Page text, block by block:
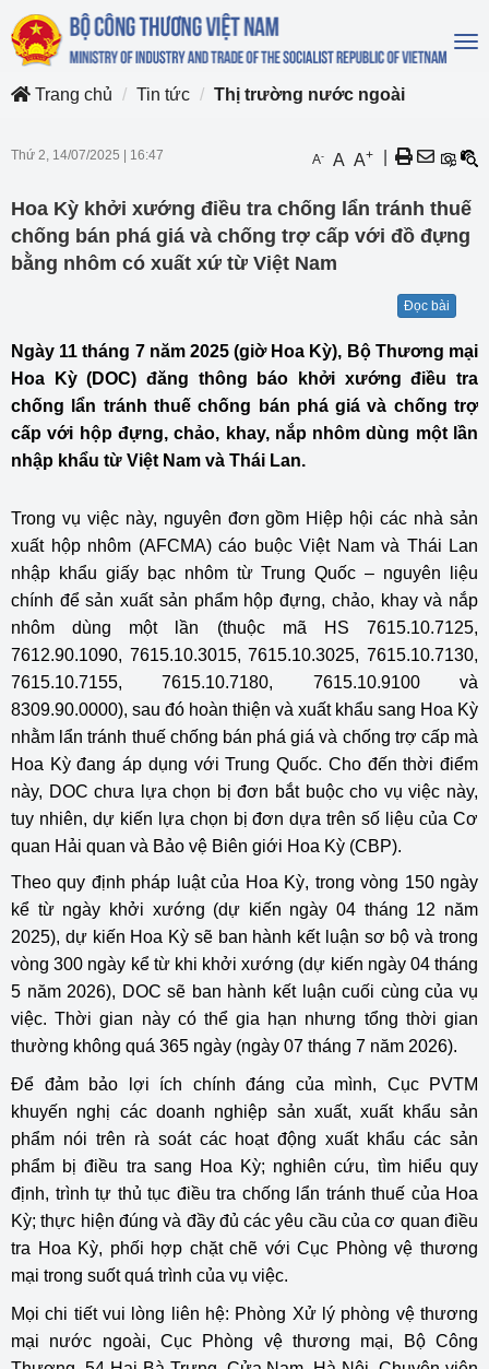
Trang chủ
Tin tức Thị trường nước ngoài
Thứ 2, 14/07/2025 16:47 A- A A+
Hoa Kỳ khởi xướng điều tra chống lẩn tránh thuế
chống bán phá giá và chống trợ cấp với đồ đựng
bằng nhôm có xuất xứ từ Việt Nam
Đọc bài
Ngày 11 tháng 7 năm 2025 (giờ Hoa Kỳ), Bộ Thương mại
Hoa Kỳ (DOC) đăng thông báo khởi xướng điều tra
chống lẩn tránh thuế chống bán phá giá và chống trợ
cấp với hộp đựng, chảo, khay, nắp nhôm dùng một lần
nhập khẩu từ Việt Nam và Thái Lan.
Trong vụ việc này, nguyên đơn gồm Hiệp hội các nhà sản
xuất hộp nhôm (AFCMA) cáo buộc Việt Nam và Thái Lan
nhập khẩu giấy bạc nhôm từ Trung Quốc – nguyên liệu
chính để sản xuất sản phẩm hộp đựng, chảo, khay và nắp
nhôm dùng một lần (thuộc mã HS 7615.10.7125,
7612.90.1090, 7615.10.3015, 7615.10.3025, 7615.10.7130,
7615.10.7155, 7615.10.7180, 7615.10.9100 và
8309.90.0000), sau đó hoàn thiện và xuất khẩu sang Hoa Kỳ
nhằm lẩn tránh thuế chống bán phá giá và chống trợ cấp mà
Hoa Kỳ đang áp dụng với Trung Quốc. Cho đến thời điểm
này, DOC chưa lựa chọn bị đơn bắt buộc cho vụ việc này,
tuy nhiên, dự kiến lựa chọn bị đơn dựa trên số liệu của Cơ
quan Hải quan và Bảo vệ Biên giới Hoa Kỳ (CBP).
Theo quy định pháp luật của Hoa Kỳ, trong vòng 150 ngày
kể từ ngày khởi xướng (dự kiến ngày 04 tháng 12 năm
2025), dự kiến Hoa Kỳ sẽ ban hành kết luận sơ bộ và trong
vòng 300 ngày kể từ khi khởi xướng (dự kiến ngày 04 tháng
5 năm 2026), DOC sẽ ban hành kết luận cuối cùng của vụ
việc. Thời gian này có thể gia hạn nhưng tổng thời gian
thường không quá 365 ngày (ngày 07 tháng 7 năm 2026).
Để đảm bảo lợi ích chính đáng của mình, Cục PVTM
khuyến nghị các doanh nghiệp sản xuất, xuất khẩu sản
phẩm nói trên rà soát các hoạt động xuất khẩu các sản
phẩm bị điều tra sang Hoa Kỳ; nghiên cứu, tìm hiểu quy
định, trình tự thủ tục điều tra chống lẩn tránh thuế của Hoa
Kỳ; thực hiện đúng và đầy đủ các yêu cầu của cơ quan điều
tra Hoa Kỳ, phối hợp chặt chẽ với Cục Phòng vệ thương
mại trong suốt quá trình của vụ việc.
Mọi chi tiết vui lòng liên hệ: Phòng Xử lý phòng vệ thương
mại nước ngoài, Cục Phòng vệ thương mại, Bộ Công